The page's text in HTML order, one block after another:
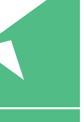
Nessun impegno